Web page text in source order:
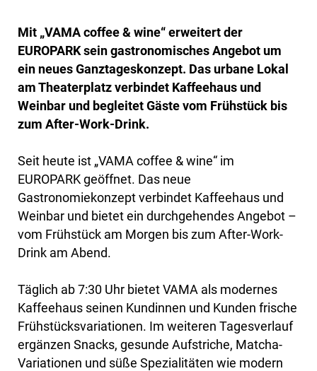
Mit „VAMA coffee & wine“ erweitert der
EUROPARK sein gastronomisches Angebot um
ein neues Ganztageskonzept. Das urbane Lokal
am Theaterplatz verbindet Kaffeehaus und
Weinbar und begleitet Gäste vom Frühstück bis
zum After-Work-Drink.
Seit heute ist „VAMA coffee & wine“ im
EUROPARK geöffnet. Das neue
Gastronomiekonzept verbindet Kaffeehaus und
Weinbar und bietet ein durchgehendes Angebot –
vom Frühstück am Morgen bis zum After-Work-
Drink am Abend.
Täglich ab 7:30 Uhr bietet VAMA als modernes
Kaffeehaus seinen Kundinnen und Kunden frische
Frühstücksvariationen. Im weiteren Tagesverlauf
ergänzen Snacks, gesunde Aufstriche, Matcha-
Variationen und süße Spezialitäten wie modern